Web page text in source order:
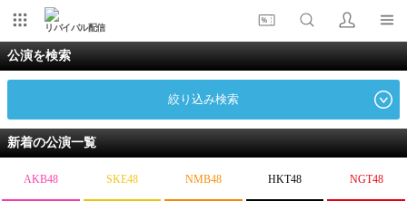
リバイバル配信
公演を検索
絞り込み検索
新着の公演一覧
AKB48 SKE48 NMB48 HKT48 NGT48